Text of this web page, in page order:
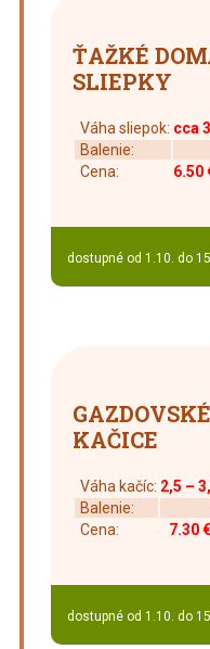
ŤAŽKÉ
SLIEPKY
Váha sliepok: cca
Balenie:
Cena:
6.50
dostupné od 1.10. do
GAZDOVSKÉ
KAČICE
Váha kačíc: 2,5 –
Balenie:
Cena:
7.30 €
dostupné od 1.10. do